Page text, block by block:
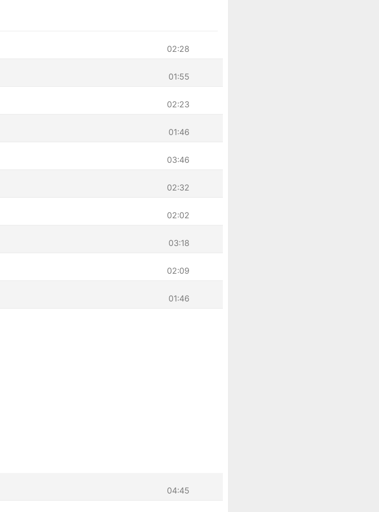
02:28
01:55
02:23
01:46
03:46
02:32
02:02
03:18
02:09
01:46
04:45